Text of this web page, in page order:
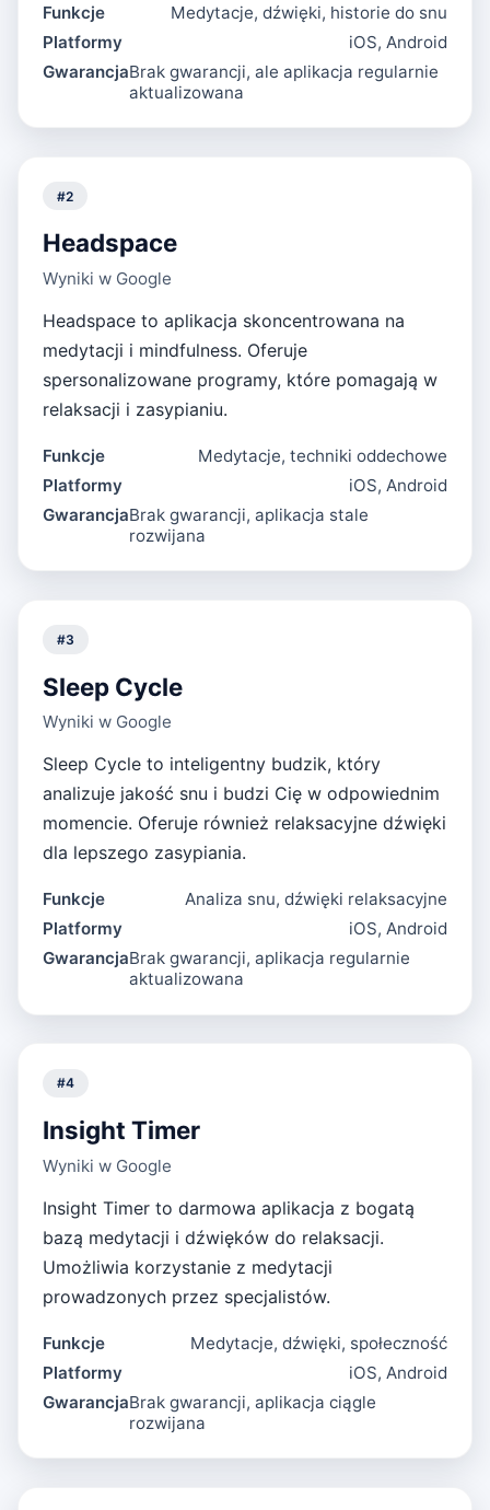
Funkcje
Medytacje, dźwięki, historie do snu
Platformy
iOS, Android
GwarancjaBrak gwarancji, ale aplikacja regularnie
aktualizowana
#2
Headspace
Wyniki w Google
Headspace to aplikacja skoncentrowana na
medytacji i mindfulness. Oferuje
spersonalizowane programy, które pomagają w
relaksacji i zasypianiu.
Funkcje
Medytacje, techniki oddechowe
Platformy
iOS, Android
GwarancjaBrak gwarancji, aplikacja stale
rozwijana
#3
Sleep Cycle
Wyniki w Google
Sleep Cycle to inteligentny budzik, który
analizuje jakość snu i budzi Cię w odpowiednim
momencie. Oferuje również relaksacyjne dźwięki
dla lepszego zasypiania.
Funkcje
Analiza snu, dźwięki relaksacyjne
Platformy
iOS, Android
GwarancjaBrak gwarancji, aplikacja regularnie
aktualizowana
#4
Insight Timer
Wyniki w Google
Insight Timer to darmowa aplikacja z bogatą
bazą medytacji i dźwięków do relaksacji.
Umożliwia korzystanie z medytacji
prowadzonych przez specjalistów.
Funkcje
Medytacje, dźwięki, społeczność
Platformy
iOS, Android
GwarancjaBrak gwarancji, aplikacja ciągle
rozwijana